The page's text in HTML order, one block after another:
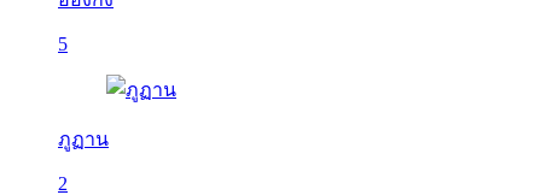
5
ภูฏาน
2